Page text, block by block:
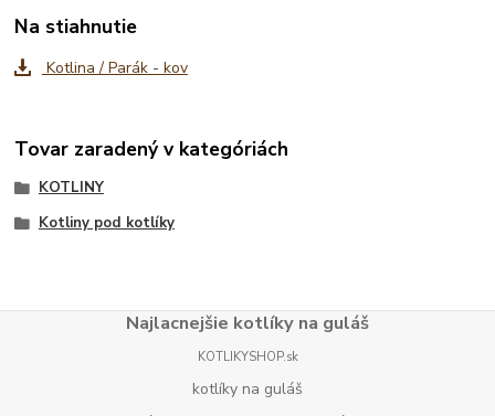
Na stiahnutie
Kotlina / Parák - kov
Tovar zaradený v kategóriách
KOTLINY
Kotliny pod kotlíky
Najlacnejšie kotlíky na guláš
KOTLIKYSHOP.sk
kotlíky na guláš